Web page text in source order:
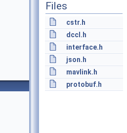
Files
cstr.h
dccl.h
interface.h
json.h
mavlink.h
protobuf.h